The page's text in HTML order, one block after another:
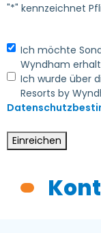
"*" kennzeichnet
Ich möchte
Wyndham
Ich wurde über
Resorts by
Einreichen